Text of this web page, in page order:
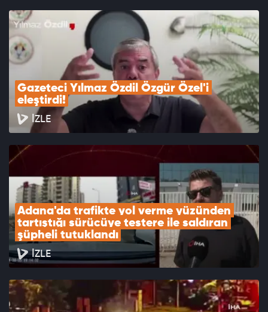
Gazeteci Yılmaz Özdil Özgür Özel'i
eleştirdi!
İZLE
Adana'da trafikte yol verme yüzünden
tartıştığı sürücüye testere ile saldıran
şüpheli tutuklandı
İZLE